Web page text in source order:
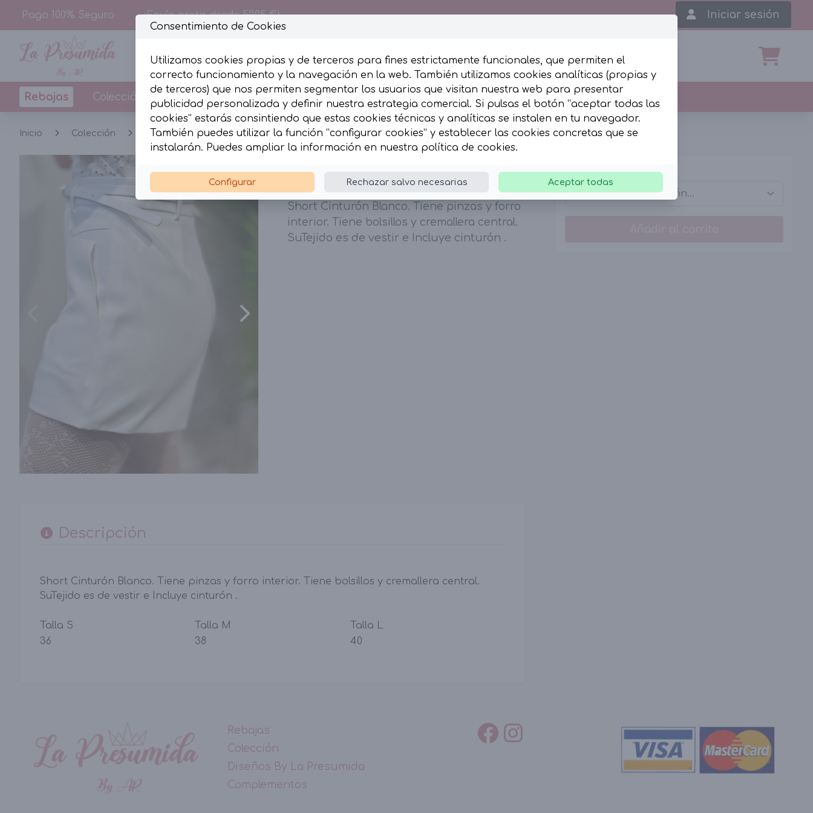
Pago 100% Seguro ¡Envío gratis desde 59,95 €! Iniciar sesión
Rebajas Colección Diseños By La Presumida Complementos
Inicio Colección Pantalones y Shorts Short Cinturón Blanco
Short Cinturón Blanco
Short Cinturón Blanco. Tiene pinzas y forro
interior. Tiene bolsillos y cremallera central.
SuTejido es de vestir e Incluye cinturón .
Tallas
Descripción
Short Cinturón Blanco. Tiene pinzas y forro interior. Tiene bolsillos y cremallera central.
SuTejido es de vestir e Incluye cinturón .
Talla S Talla M
Talla L
36
38 40
Rebajas
Colección
Diseños By La Presumida
Complementos
Consentimiento de Cookies
Utilizamos cookies propias y de terceros para fines estrictamente funcionales, que permiten el
correcto funcionamiento y la navegación en la web. También utilizamos cookies analíticas (propias y
de terceros) que nos permiten segmentar los usuarios que visitan nuestra web para presentar
publicidad personalizada y definir nuestra estrategia comercial. Si pulsas el botón “aceptar todas las
cookies” estarás consintiendo que estas cookies técnicas y analíticas se instalen en tu navegador.
También puedes utilizar la función “configurar cookies” y establecer las cookies concretas que se
instalarán. Puedes ampliar la información en nuestra política de cookies.
Configurar Rechazar salvo necesarias Aceptar todas